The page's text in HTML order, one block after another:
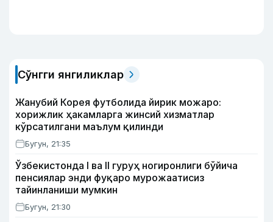
Сўнгги янгиликлар
Жанубий Корея футболида йирик можаро:
хорижлик ҳакамларга жинсий хизматлар
кўрсатилгани маълум қилинди
Бугун, 21:35
Ўзбекистонда I ва II гуруҳ ногиронлиги бўйича
пенсиялар энди фуқаро мурожаатисиз
тайинланиши мумкин
Бугун, 21:30